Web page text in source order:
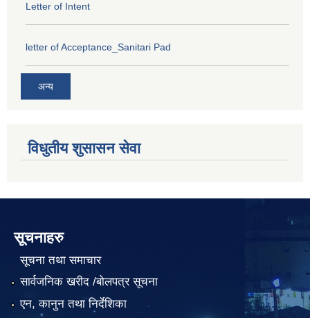
Letter of Intent
letter of Acceptance_Sanitari Pad
अन्य
विधुतीय शुसासन सेवा
सूचनाहरु
सूचना तथा समाचार
सार्वजनिक खरीद /बोलपत्र सूचना
एन, कानुन तथा निर्देशिका